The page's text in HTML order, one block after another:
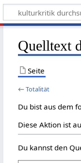
Quelltext
Seite
←Totalität
Du bist aus dem
Diese Aktion ist
Du kannst den